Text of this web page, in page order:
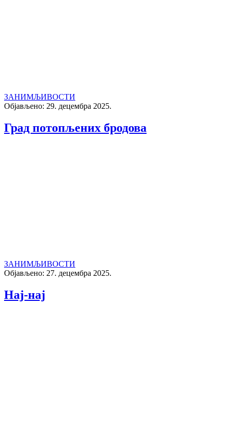
ЗАНИМЉИВОСТИ
Објављено: 29. децембра 2025.
Град потопљених бродова
ЗАНИМЉИВОСТИ
Објављено: 27. децембра 2025.
Нај-нај